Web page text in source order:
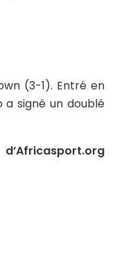
(3-1). Entré en
a signé un doublé